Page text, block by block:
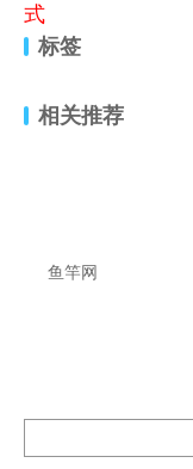
式
标签
相关推荐
鱼竿网